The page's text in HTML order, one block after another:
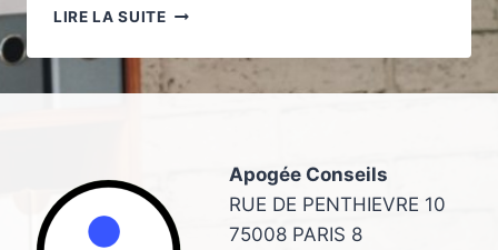
LIRE LA SUITEDU
POUR
CRÉER
MARQUE
Apogée Conseils
RUE DE PENTHIEVRE 10
75008 PARIS 8